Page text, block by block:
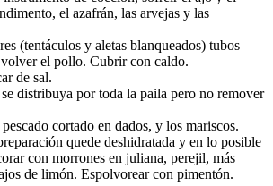
el azafrán, las arvejas y las
(tentáculos y aletas blanqueados) tubos
el pollo. Cubrir con caldo.
de sal.
distribuya por toda la paila pero no remover
cortado en dados, y los mariscos.
quede deshidratada y en lo posible
con morrones en juliana, perejil, más
de limón. Espolvorear con pimentón.